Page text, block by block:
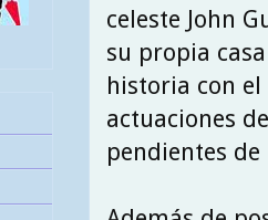
celeste John
su propia
historia con el
actuaciones
pendientes